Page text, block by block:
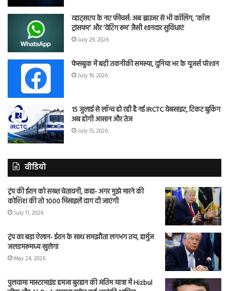
व्हाट्सएप के नए फीचर्स: अब ब्राउजर से भी कॉलिंग, ‘कॉल
ट्रांसफर’ और ‘वेटिंग रूम’ जैसी शानदार सुविधाएं
July 29, 2026
फेसबुक में बड़ी तकनीकी समस्या, दुनिया भर के यूजर्स परेशान
July 19, 2026
15 जुलाई से लॉन्च हो रही है नई IRCTC वेबसाइट, टिकट बुकिंग
अब होगी आसान और तेज
July 15, 2026
वीडियो
ट्रंप की ईरान को सख्त चेतावनी, कहा- अगर मुझे मारने की
कोशिश की तो 1000 मिसाइलें दाग दी जाएंगी
July 11, 2026
ट्रंप का बड़ा ऐलान- ईरान के साथ समझौता लगभग तय, हार्मुज
जलडमरूमध्य खुलेगा
May 24, 2026
पुलवामा मास्टरमाइंड हमजा बुरहान की अंतिम यात्रा में Hizbul